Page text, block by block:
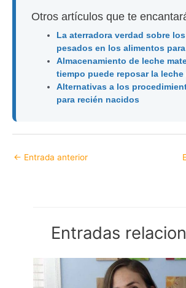
Otros artículos que te
La aterradora verdad sobre
pesados ​​en los alimentos
Almacenamiento de leche
tiempo puede reposar la leche
Alternativas a los
para recién nacidos
← Entrada anterior
Entradas